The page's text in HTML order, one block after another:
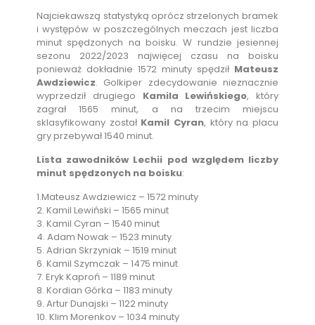
Najciekawszą statystyką oprócz strzelonych bramek
i występów w poszczególnych meczach jest liczba
minut spędzonych na boisku. W rundzie jesiennej
sezonu 2022/2023 najwięcej czasu na boisku
ponieważ dokładnie 1572 minuty spędził Mateusz
Awdziewicz. Golkiper zdecydowanie nieznacznie
wyprzedził drugiego Kamila Lewińskiego, który
zagrał 1565 minut, a na trzecim miejscu
sklasyfikowany został Kamil Cyran, który na placu
gry przebywał 1540 minut.
Lista zawodników Lechii pod względem liczby
minut spędzonych na boisku:
1.Mateusz Awdziewicz – 1572 minuty
2. Kamil Lewiński – 1565 minut
3. Kamil Cyran – 1540 minut
4. Adam Nowak – 1523 minuty
5. Adrian Skrzyniak – 1519 minut
6. Kamil Szymczak – 1475 minut
7. Eryk Kaproń – 1189 minut
8. Kordian Górka – 1183 minuty
9. Artur Dunajski – 1122 minuty
10. Klim Morenkov – 1034 minuty